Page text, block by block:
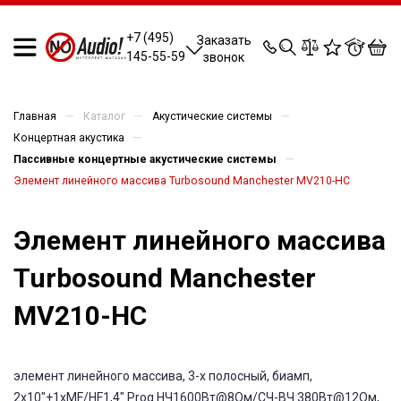
+7 (495)
145-55-59
Заказать
звонок
0 0 0 0
Главная — Каталог — Акустические системы —
Концертная акустика —
Пассивные концертные акустические системы —
Элемент линейного массива Turbosound Manchester MV210-HC
Элемент линейного массива
Turbosound Manchester
MV210-HC
элемент линейного массива, 3-x полосный, биамп,
2х10"+1xMF/HF1,4" Prog НЧ1600Вт@8Ом/СЧ-ВЧ 380Вт@12Ом,